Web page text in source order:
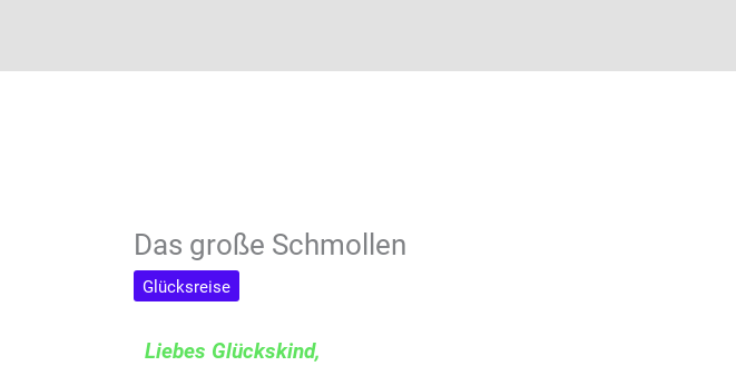
Das große Schmollen
Glücksreise
Liebes Glückskind,